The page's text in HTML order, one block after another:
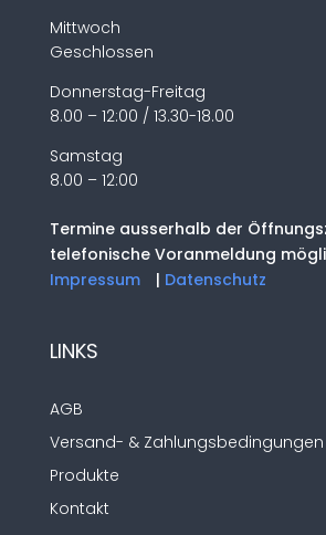
Mittwoch
Geschlossen
Donnerstag-Freitag
8.00 – 12:00 / 13.30-18.00
Samstag
8.00 – 12:00
Termine ausserhalb der
telefonische Voranmeldung
Impressum
| Datenschutz
LINKS
AGB
Versand- & Zahlungsbedingungen
Produkte
Kontakt